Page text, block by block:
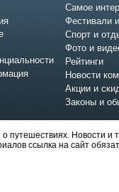
Самое
Фестивали
Спорт и
Фото и
Рейтинги
Новости
Акции и
Законы и
путешествиях. Новости
ссылка на сайт